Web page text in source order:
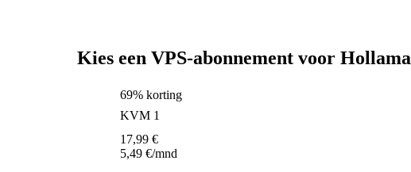
Kies een VPS-abonnement voor Hollama
69% korting
KVM 1
17,99 €
5,49 €/mnd